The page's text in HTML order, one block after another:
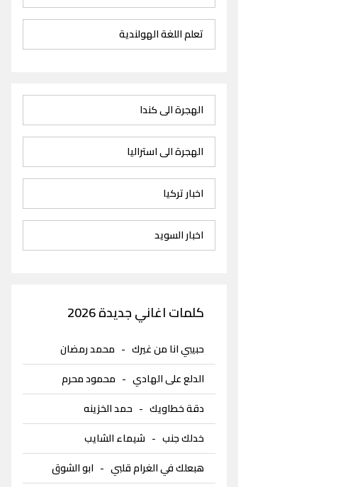
تعلم اللغة الهولندية
الهجرة الى كندا
الهجرة الى استراليا
اخبار تركيا
اخبار السويد
كلمات اغاني جديدة 2026
حبيبي انا من غيرك- محمد رمضان
الدلع على الهادي- محمود محرم
دقة خطاويك- حمد الخزينه
خدلك جنب- شيماء الشايب
هبعلك في الغرام قلبي- ابو الشوق